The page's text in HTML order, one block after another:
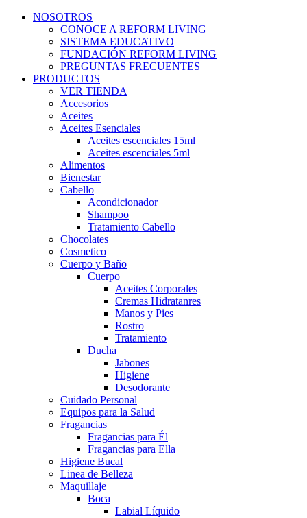
NOSOTROS
CONOCE A REFORM LIVING
SISTEMA EDUCATIVO
FUNDACIÓN REFORM LIVING
PREGUNTAS FRECUENTES
PRODUCTOS
VER TIENDA
Accesorios
Aceites
Aceites Esenciales
Aceites escenciales 15ml
Aceites escenciales 5ml
Alimentos
Bienestar
Cabello
Acondicionador
Shampoo
Tratamiento Cabello
Chocolates
Cosmetico
Cuerpo y Baño
Cuerpo
Aceites Corporales
Cremas Hidratanres
Manos y Pies
Rostro
Tratamiento
Ducha
Jabones
Higiene
Desodorante
Cuidado Personal
Equipos para la Salud
Fragancias
Fragancias para Él
Fragancias para Ella
Higiene Bucal
Linea de Belleza
Maquillaje
Boca
Labial Líquido